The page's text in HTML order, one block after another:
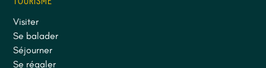
Visiter
Se balader
Séjourner
Se régaler